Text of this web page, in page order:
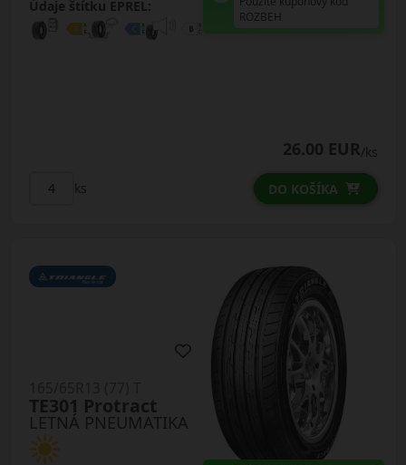
Údaje štítku EPREL:
ROZBEH
26.00 EUR/ks
ks DO KOŠÍKA
LETNÁ PNEUMATIKA
TE301 Protract